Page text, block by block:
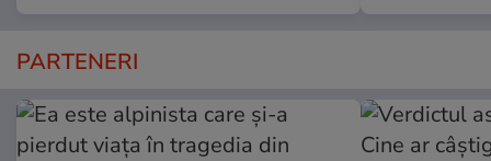
PARTENERI